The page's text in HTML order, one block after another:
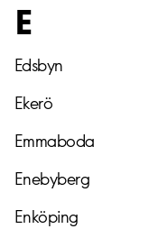
E
Edsbyn
Ekerö
Emmaboda
Enebyberg
Enköping